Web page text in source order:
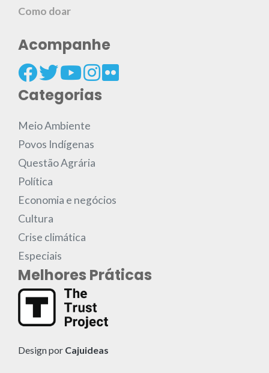
Como doar
Acompanhe
Categorias
Meio Ambiente
Povos Indígenas
Questão Agrária
Política
Economia e negócios
Cultura
Crise climática
Especiais
Melhores Práticas
Design por Cajuideas